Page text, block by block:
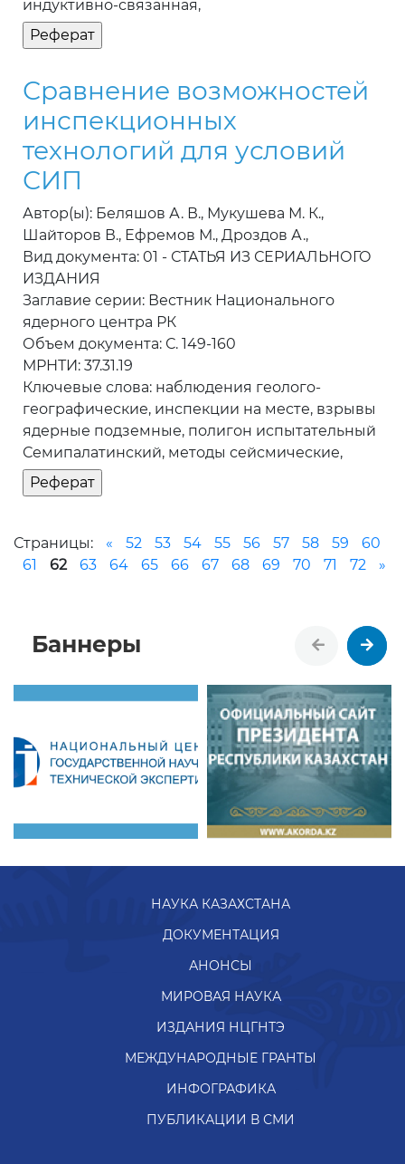
индуктивно-связанная,
Сравнение возможностей
инспекционных
технологий для условий
СИП
Автор(ы): Беляшов А. В., Мукушева М. К.,
Шайторов В., Ефремов М., Дроздов А.,
Вид документа: 01 - СТАТЬЯ ИЗ СЕРИАЛЬНОГО
ИЗДАНИЯ
Заглавие серии: Вестник Национального
ядерного центра РК
Объем документа: С. 149-160
МРНТИ: 37.31.19
Ключевые слова: наблюдения геолого-
географические, инспекции на месте, взрывы
ядерные подземные, полигон испытательный
Семипалатинский, методы сейсмические,
Страницы: « 52 53 54 55 56 57 58 59
60
61
62 63 64 65 66 67 68 69 70 71 72 »
Баннеры
НАУКА КАЗАХСТАНА
ДОКУМЕНТАЦИЯ
АНОНСЫ
МИРОВАЯ НАУКА
ИЗДАНИЯ НЦГНТЭ
МЕЖДУНАРОДНЫЕ ГРАНТЫ
ИНФОГРАФИКА
ПУБЛИКАЦИИ В СМИ